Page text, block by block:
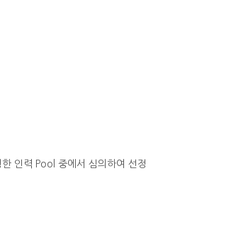
인력 Pool 중에서 심의하여 선정